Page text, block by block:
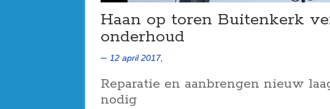
Haan op toren Buitenkerk
onderhoud
12 april 2017,
Reparatie en aanbrengen nieuw
nodig